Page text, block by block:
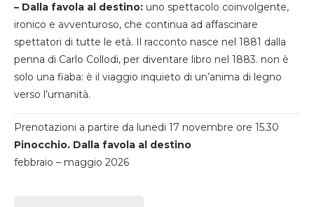
– Dalla favola al destino: uno spettacolo coinvolgente,
ironico e avventuroso, che continua ad affascinare
spettatori di tutte le età. Il racconto nasce nel 1881 dalla
penna di Carlo Collodi, per diventare libro nel 1883. non è
solo una fiaba: è il viaggio inquieto di un’anima di legno
verso l’umanità.
Prenotazioni a partire da lunedi 17 novembre ore 15.30
Pinocchio. Dalla favola al destino
febbraio – maggio 2026